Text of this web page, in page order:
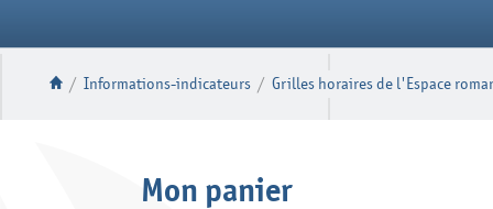
/ Informations-indicateurs / Grilles horaires de l'Espace
Mon panier